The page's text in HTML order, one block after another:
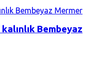
Bembeyaz